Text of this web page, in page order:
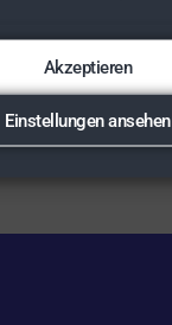
Akzeptieren
Einstellungen ansehen